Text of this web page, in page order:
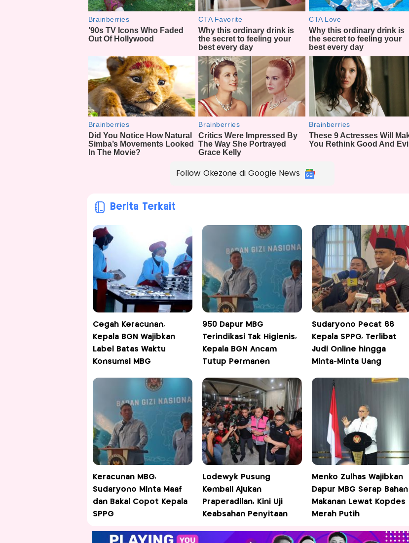
Follow Okezone di Google News
Berita Terkait
Cegah Keracunan,
Kepala BGN Wajibkan
Label Batas Waktu
Konsumsi MBG
950 Dapur MBG
Terindikasi Tak Higienis,
Kepala BGN Ancam
Tutup Permanen
Sudaryono Pecat 66
Kepala SPPG, Terlibat
Judi Online hingga
Minta-MInta Uang
Keracunan MBG,
Sudaryono Minta Maaf
dan Bakal Copot Kepala
SPPG
Lodewyk Pusung
Kembali Ajukan
Praperadilan, Kini Uji
Keabsahan Penyitaan
Menko Zulhas Wajibkan
Dapur MBG Serap Bahan
Makanan Lewat Kopdes
Merah Putih